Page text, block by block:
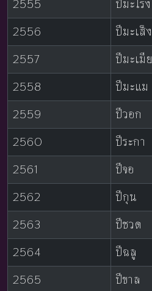
2555
ปีมะโรง
2556
ปีมะเส็ง
2557
ปีมะเมีย
2558
ปีมะแม
2559
ปีวอก
2560
ปีระกา
2561
ปีจอ
2562
ปีกุน
2563
ปีชวด
2564
ปีฉลู
2565
ปีขาล